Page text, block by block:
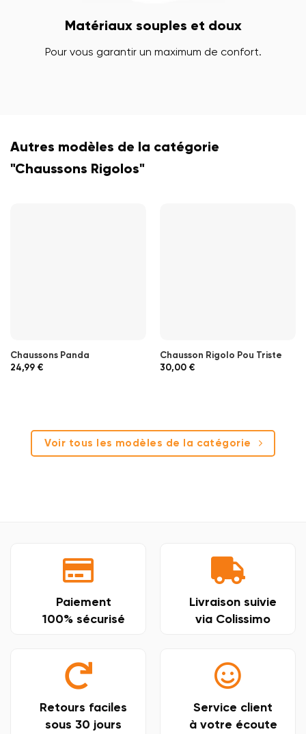
Matériaux souples et doux
Pour vous garantir un maximum de confort.
Autres modèles de la catégorie
"Chaussons Rigolos"
Chaussons Panda
24,99 €
Chausson Rigolo Pou Triste
30,00 €
Voir tous les modèles de la catégorie
Paiement
100% sécurisé
Livraison suivie
via Colissimo
Retours faciles
sous 30 jours
Service client
à votre écoute